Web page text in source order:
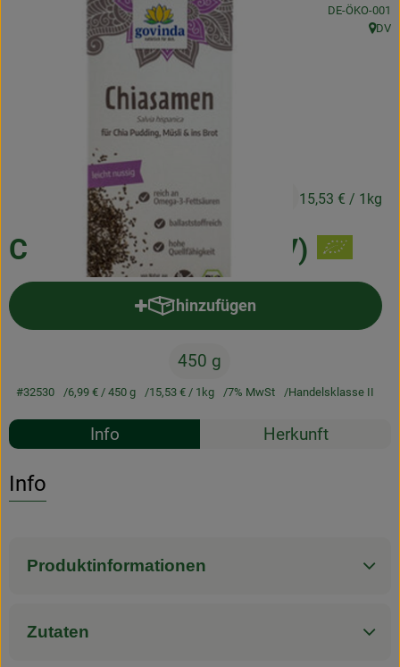
Frischetheke
Natukostwaren
Tiernahrung
Über uns
Chiasamen 450g (GOV)
6,99 € 15,53 € / 1kg
, Kontrollstelle:
DE-ÖKO-001
,
DV
hinzufügen
Produkt zum Warenkorb
450 g
#32530 6,99 €/ 450 g 15,53 €/ 1kg 7% MwSt Handelsklasse II
Rezepte
Info Herkunft
Info
Produktinformationen
Zutaten